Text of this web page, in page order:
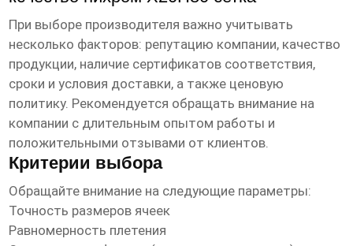
При выборе производителя важно учитывать
несколько факторов: репутацию компании, качество
продукции, наличие сертификатов соответствия,
сроки и условия доставки, а также ценовую
политику. Рекомендуется обращать внимание на
компании с длительным опытом работы и
положительными отзывами от клиентов.
Критерии выбора
Обращайте внимание на следующие параметры:
Точность размеров ячеек
Равномерность плетения